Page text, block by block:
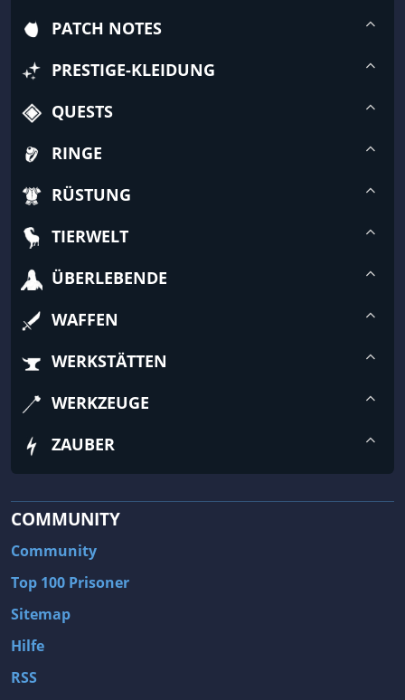
PATCH NOTES
PRESTIGE-KLEIDUNG
QUESTS
RINGE
RÜSTUNG
TIERWELT
ÜBERLEBENDE
WAFFEN
WERKSTÄTTEN
WERKZEUGE
ZAUBER
COMMUNITY
Community
Top 100 Prisoner
Sitemap
Hilfe
RSS